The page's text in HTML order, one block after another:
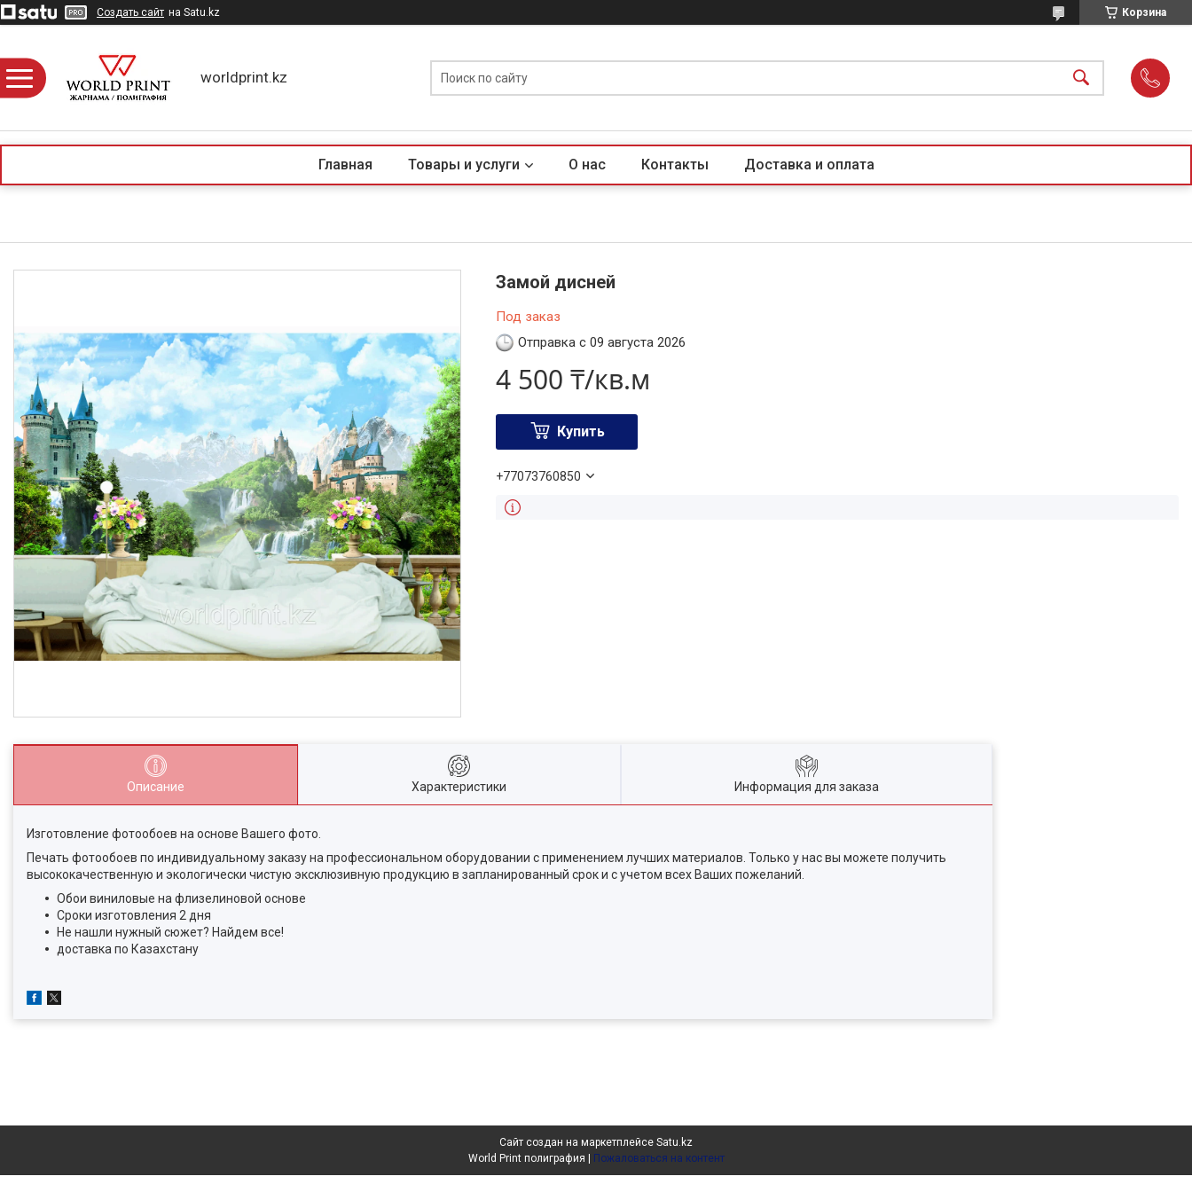
Создать сайт на Satu.kz Корзина
worldprint.kz
Главная Товары и услуги О нас Контакты Доставка и оплата
Замой дисней
Под заказ
Отправка с 09 августа 2026
4 500 ₸/кв.м
Купить
+77073760850
Описание Характеристики Информация для заказа
Изготовление фотообоев на основе Вашего фото.
Печать фотообоев по индивидуальному заказу на профессиональном оборудовании с применением лучших материалов. Только у нас вы можете получить
высококачественную и экологически чистую эксклюзивную продукцию в запланированный срок и с учетом всех Ваших пожеланий.
Обои виниловые на флизелиновой основе
Сроки изготовления 2 дня
Не нашли нужный сюжет? Найдем все!
доставка по Казахстану
Сайт создан на маркетплейсе Satu.kz
Пожаловаться на контент